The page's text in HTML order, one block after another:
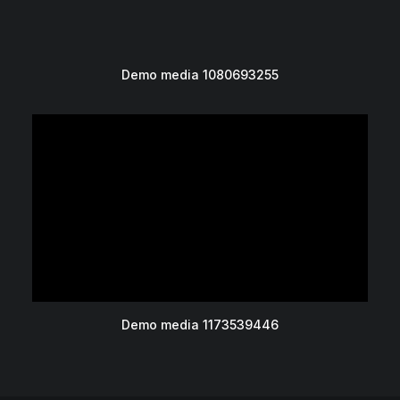
Demo media 1080693255
Demo media 1173539446